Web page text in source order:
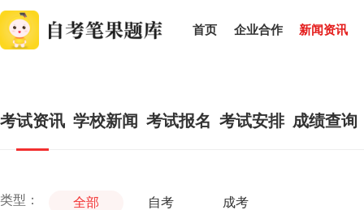
首页 企业合作 新闻资讯
考试资讯 学校新闻 考试报名 考试安排 成绩查询
类型： 全部 自考 成考